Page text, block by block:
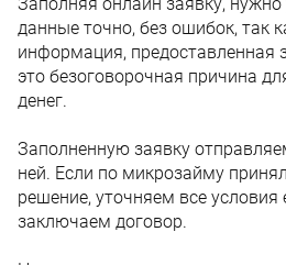
данные точно, без ошибок, так
информация,
это безоговорочная причина
денег.
Заполненную заявку
ней. Если по микрозайму
решение, уточняем все условия
заключаем договор.